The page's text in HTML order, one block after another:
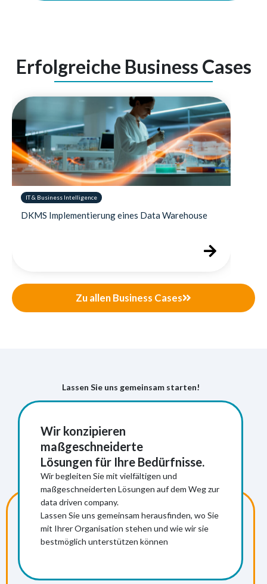
Erfolgreiche Business Cases
IT & Business Intelligence
DKMS Implementierung eines Data Warehouse
Zu allen Business Cases
Lassen Sie uns gemeinsam starten!
Wir konzipieren
maßgeschneiderte
Lösungen für Ihre Bedürfnisse.
Wir begleiten Sie mit vielfältigen und
maßgeschneiderten Lösungen auf dem Weg zur
data driven company.
Lassen Sie uns gemeinsam herausfinden, wo Sie
mit Ihrer Organisation stehen und wie wir sie
bestmöglich unterstützen können
Mehr Informationen